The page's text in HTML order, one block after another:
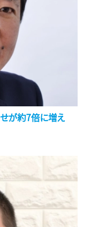
が約7倍に増え